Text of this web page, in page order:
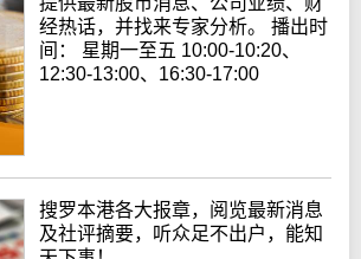
经热话，并找来专家分析。 播出时
间： 星期一至五 10:00-10:20、
12:30-13:00、16:30-17:00
搜罗本港各大报章，阅览最新消息
及社评摘要，听众足不出户，能知